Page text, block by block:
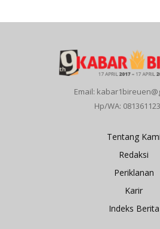
Email:
Hp/WA:
Tentang Kami
Redaksi
Periklanan
Karir
Indeks Berita